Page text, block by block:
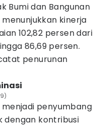
Bumi dan Bangunan
kinerja
102,82 persen dari
86,69 persen.
penurunan
penyumbang
dengan kontribusi